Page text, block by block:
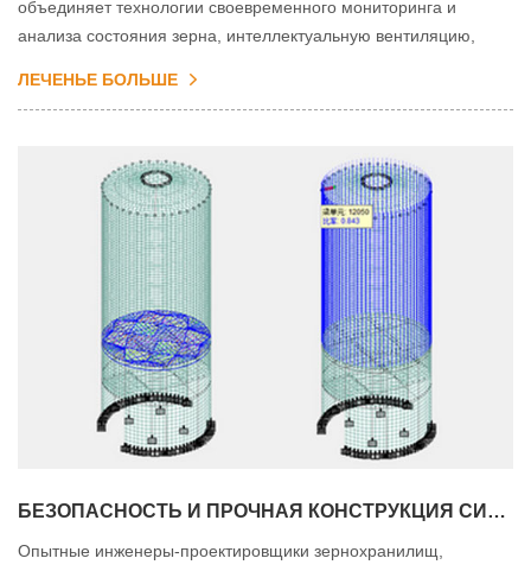
объединяет технологии своевременного мониторинга и
анализа состояния зерна, интеллектуальную вентиляцию,
ЛЕЧЕНЬЕ БОЛЬШЕ
БЕЗОПАСНОСТЬ И ПРОЧНАЯ КОНСТРУКЦИЯ СИЛОСА
Опытные инженеры-проектировщики зернохранилищ,